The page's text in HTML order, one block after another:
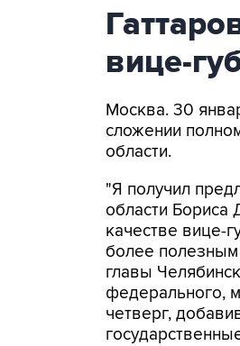
вице-
Москва. 30
сложении
области.
"Я получил
области Бориса
качестве вице-
более полезным
главы
федерального,
четверг,